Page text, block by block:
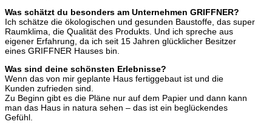
Was schätzt du besonders am Unternehmen GRIFFNER?
Ich schätze die ökologischen und gesunden Baustoffe, das super
Raumklima, die Qualität des Produkts. Und ich spreche aus
eigener Erfahrung, da ich seit 15 Jahren glücklicher Besitzer
eines GRIFFNER Hauses bin.
Was sind deine schönsten Erlebnisse?
Wenn das von mir geplante Haus fertiggebaut ist und die
Kunden zufrieden sind.
Zu Beginn gibt es die Pläne nur auf dem Papier und dann kann
man das Haus in natura sehen – das ist ein beglückendes
Gefühl.